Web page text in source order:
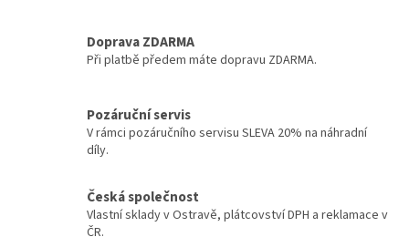
d
p
v
Doprava ZDARMA
Při platbě předem máte dopravu ZDARMA.
Pozáruční servis
V rámci pozáručního servisu SLEVA 20% na náhradní
díly.
Česká společnost
Vlastní sklady v Ostravě, plátcovství DPH a reklamace v
ČR.